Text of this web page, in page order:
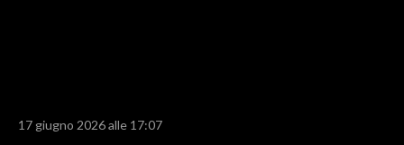
17 giugno 2026 alle 17:07